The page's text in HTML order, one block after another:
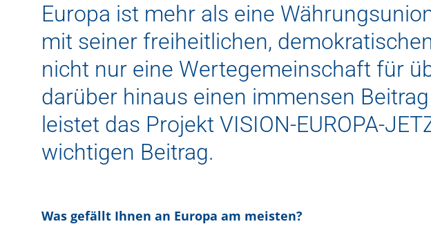
Europa ist mehr als eine
mit seiner freiheitlichen,
nicht nur eine Wertegemeinschaft für
darüber hinaus einen immensen
leistet das Projekt VISION-EUROPA-
wichtigen Beitrag.
Was gefällt Ihnen an Europa am meisten?